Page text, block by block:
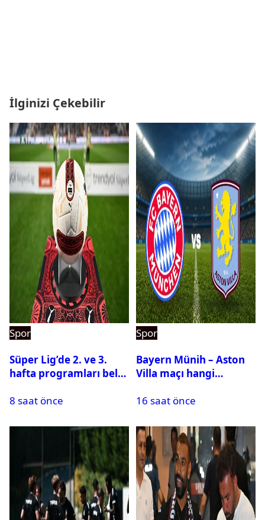
İlginizi Çekebilir
Spor
Süper Lig’de 2. ve 3.
hafta programları belli
8 saat önce
Spor
Bayern Münih – Aston
Villa maçı hangi
saat kaçta oynanacak?
16 saat önce